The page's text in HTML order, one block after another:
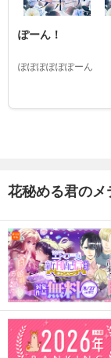
ぽーん！
ぽぽぽぽぽぽーん
花秘める君の